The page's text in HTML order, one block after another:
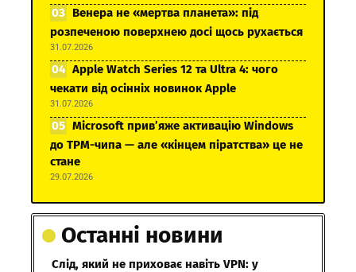
Венера не «мертва планета»: під
розпеченою поверхнею досі щось рухається
31.07.2026
Apple Watch Series 12 та Ultra 4: чого
чекати від осінніх новинок Apple
31.07.2026
Microsoft прив’яже активацію Windows
до TPM-чипа — але «кінцем піратства» це не
стане
29.07.2026
Останні новини
Слід, який не приховає навіть VPN: у